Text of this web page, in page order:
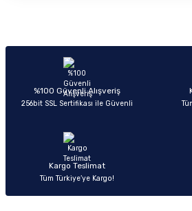
%100 Güvenli Alışveriş
256bit SSL Sertifikası ile Güvenli
Kargo Teslimat
Tüm Türkiye’ye Kargo!